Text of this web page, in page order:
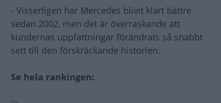
- Visserligen har Mercedes blivit klart bättre
sedan 2002, men det är överraskande att
kundernas uppfattningar förändrats så snabbt
sett till den förskräckande historien.
Se hela rankingen: